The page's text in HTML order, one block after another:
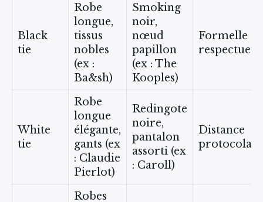
Black
tie
Robe
longue,
tissus
nobles
(ex :
Ba&sh)
Smoking
noir,
nœud
papillon
(ex : The
Kooples)
Formelle et
White
tie
Robe
longue
élégante,
gants (ex
: Claudie
Pierlot)
Redingote
noire,
pantalon
assorti (ex
: Caroll)
Distance
Robes